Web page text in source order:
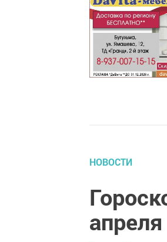
НОВОСТИ
апреля